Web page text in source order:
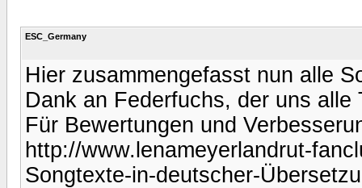
ESC_Germany
Hier zusammengefasst nun alle
Dank an Federfuchs, der uns alle
Für Bewertungen und
http://www.lenameyerlandrut-
Songtexte-in-deutscher-